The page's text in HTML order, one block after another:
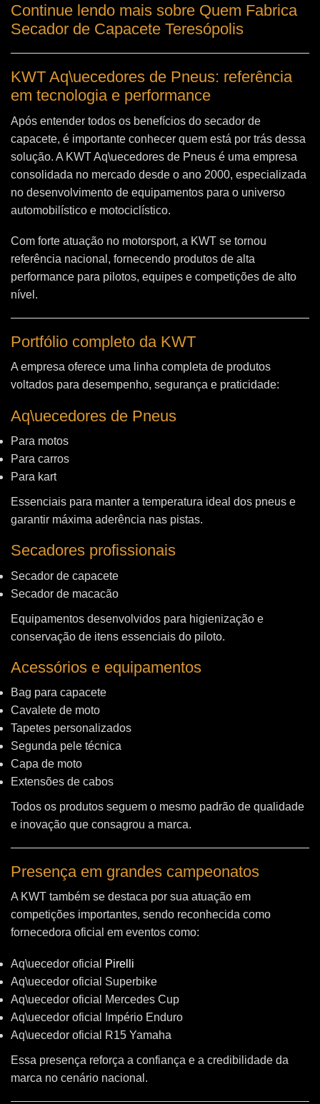
Continue lendo mais sobre Quem Fabrica
Secador de Capacete Teresópolis
KWT Aq\uecedores de Pneus: referência
em tecnologia e performance
Após entender todos os benefícios do secador de
capacete, é importante conhecer quem está por trás dessa
solução. A KWT Aq\uecedores de Pneus é uma empresa
consolidada no mercado desde o ano 2000, especializada
no desenvolvimento de equipamentos para o universo
automobilístico e motociclístico.
Com forte atuação no motorsport, a KWT se tornou
referência nacional, fornecendo produtos de alta
performance para pilotos, equipes e competições de alto
nível.
Portfólio completo da KWT
A empresa oferece uma linha completa de produtos
voltados para desempenho, segurança e praticidade:
Aq\uecedores de Pneus
Para motos
Para carros
Para kart
Essenciais para manter a temperatura ideal dos pneus e
garantir máxima aderência nas pistas.
Secadores profissionais
Secador de capacete
Secador de macacão
Equipamentos desenvolvidos para higienização e
conservação de itens essenciais do piloto.
Acessórios e equipamentos
Bag para capacete
Cavalete de moto
Tapetes personalizados
Segunda pele técnica
Capa de moto
Extensões de cabos
Todos os produtos seguem o mesmo padrão de qualidade
e inovação que consagrou a marca.
Presença em grandes campeonatos
A KWT também se destaca por sua atuação em
competições importantes, sendo reconhecida como
fornecedora oficial em eventos como:
Aq\uecedor oficial
Pirelli
Aq\uecedor oficial Superbike
Aq\uecedor oficial Mercedes Cup
Aq\uecedor oficial Império Enduro
Aq\uecedor oficial R15 Yamaha
Essa presença reforça a confiança e a credibilidade da
marca no cenário nacional.